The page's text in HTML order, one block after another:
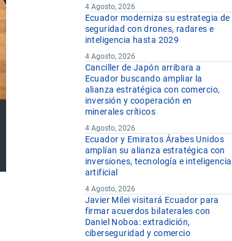
4 Agosto, 2026
Ecuador moderniza su estrategia de
seguridad con drones, radares e
inteligencia hasta 2029
4 Agosto, 2026
Canciller de Japón arribara a
Ecuador buscando ampliar la
alianza estratégica con comercio,
inversión y cooperación en
minerales críticos
4 Agosto, 2026
Ecuador y Emiratos Árabes Unidos
amplían su alianza estratégica con
inversiones, tecnología e inteligencia
artificial
4 Agosto, 2026
Javier Milei visitará Ecuador para
firmar acuerdos bilaterales con
Daniel Noboa: extradición,
ciberseguridad y comercio